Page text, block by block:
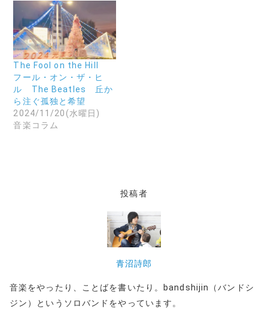
い
(
新
し
い
ウ
ィ
ン
ド
ウ
で
開
き
ま
す
)
ィ
ン
ド
ウ
で
開
き
ま
)
The Fool on the Hill
フール・オン・ザ・ヒ
ル The Beatles 丘か
ら注ぐ孤独と希望
2024/11/20(水曜日)
音楽コラム
投稿者
青沼詩郎
音楽をやったり、ことばを書いたり。bandshijin（バンドシ
ジン）というソロバンドをやっています。